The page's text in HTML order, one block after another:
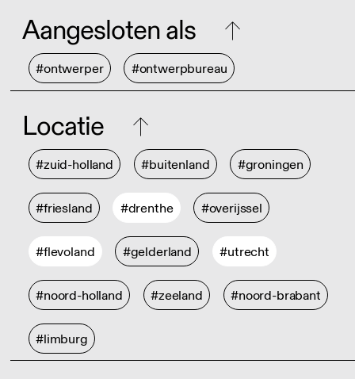
Aangesloten als
#ontwerper #ontwerpbureau
Locatie
#zuid-holland #buitenland #groningen
#friesland #drenthe #overijssel
#flevoland #gelderland #utrecht
#noord-holland #zeeland #noord-brabant
#limburg